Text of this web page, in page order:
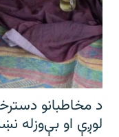
د مخاطبانو
لوږې او بې‌وزله